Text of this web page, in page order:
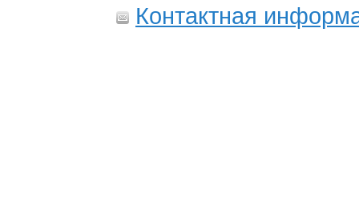
Контактная